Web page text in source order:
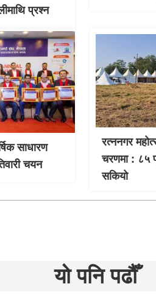
प्रश्न
साधारण
चयन
रत्ननगर
चरणमा : ८५
सकियो
यो पनि पढौँ